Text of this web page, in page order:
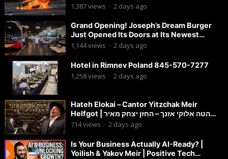
1,387views · 2 days ago
Grand Opening! Joseph’s Dream Burger
Just Opened Its Doors at Its Newest
Location in Lakewood!
1,144views · 2 days ago
Hotel in Rimnev Poland 845-570-7277
1,258views · 2 days ago
Hateh Elokai – Cantor Yitzchak Meir
Helfgot | הטה אלוקי אזנך – החזן יצחק מאיר
הלפגוט
714views · 2 days ago
Is Your Business Actually AI-Ready? |
Yoilish & Yakov Meir | Positive Tech